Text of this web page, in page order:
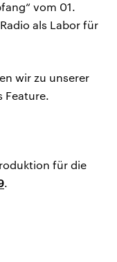
vom 01.
als Labor für
wir zu unserer
Feature.
für die
.